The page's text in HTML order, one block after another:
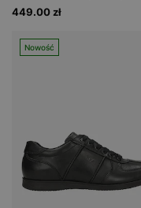
449.00 zł
Nowość